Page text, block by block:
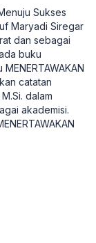
Sukses
Maryadi Siregar
dan sebagai
buku
catatan
dalam
akademisi.